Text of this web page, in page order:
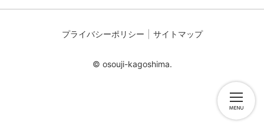
プライバシーポリシー サイトマップ
© osouji-kagoshima.